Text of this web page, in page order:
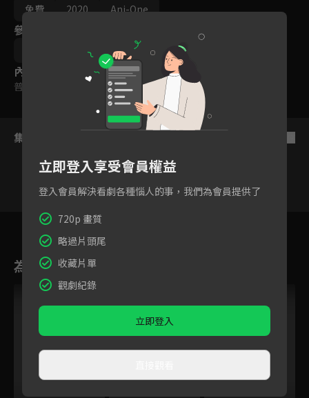
免費
2020 Ani-One
參與演員
內容標籤
普遍級
集數列表
8 9
為您推薦
立即登入享受會員權益
登入會員解決看劇各種惱人的事，我們為會員提供了
720p 畫質
略過片頭尾
收藏片單
觀劇紀錄
立即登入